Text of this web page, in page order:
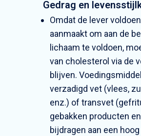
Gedrag en
Omdat de lever
aanmaakt om aan de
lichaam te voldoen,
van cholesterol via de
blijven.
verzadigd vet (vlees,
enz.) of transvet
gebakken producten
bijdragen aan een hoog